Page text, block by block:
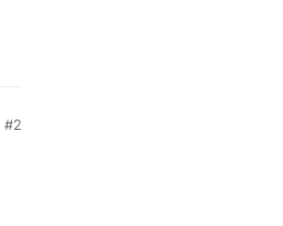
#2